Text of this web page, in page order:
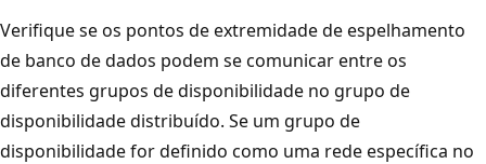
Verifique se os pontos de extremidade de espelhamento
de banco de dados podem se comunicar entre os
diferentes grupos de disponibilidade no grupo de
disponibilidade distribuído. Se um grupo de
disponibilidade for definido como uma rede específica no